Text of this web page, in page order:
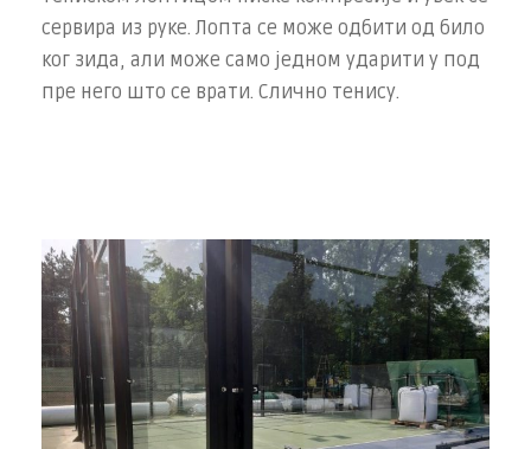
сервира из руке. Лопта се може одбити од било
ког зида, али може само једном ударити у под
пре него што се врати. Слично тенису.